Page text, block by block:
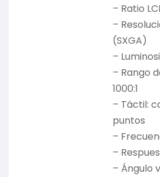
– Ratio
–
(SXGA)
–
– Rango
1000:1
– Táctil:
puntos
–
–
– Ángulo